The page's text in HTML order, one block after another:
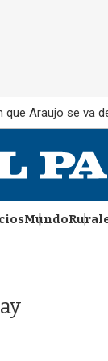
que Araujo se va
Mundo